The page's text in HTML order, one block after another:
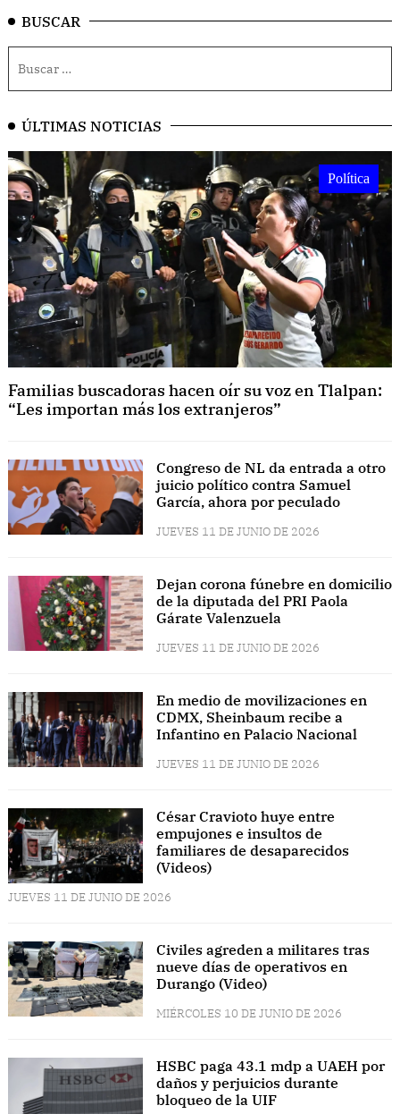
BUSCAR
ÚLTIMAS NOTICIAS
Política
Familias buscadoras hacen oír su voz en Tlalpan:
“Les importan más los extranjeros”
Congreso de NL da entrada a otro
juicio político contra Samuel
García, ahora por peculado
JUEVES 11 DE JUNIO DE 2026
Dejan corona fúnebre en domicilio
de la diputada del PRI Paola
Gárate Valenzuela
JUEVES 11 DE JUNIO DE 2026
En medio de movilizaciones en
CDMX, Sheinbaum recibe a
Infantino en Palacio Nacional
JUEVES 11 DE JUNIO DE 2026
César Cravioto huye entre
empujones e insultos de
familiares de desaparecidos
(Videos)
JUEVES 11 DE JUNIO DE 2026
Civiles agreden a militares tras
nueve días de operativos en
Durango (Video)
MIÉRCOLES 10 DE JUNIO DE 2026
HSBC paga 43.1 mdp a UAEH por
daños y perjuicios durante
bloqueo de la UIF